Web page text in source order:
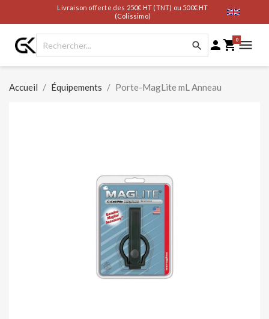
Livraison offerte des 250€ HT (TNT) ou 500€ HT
(Colissimo)
  0
Accueil Équipements Porte-MagLite mL Anneau